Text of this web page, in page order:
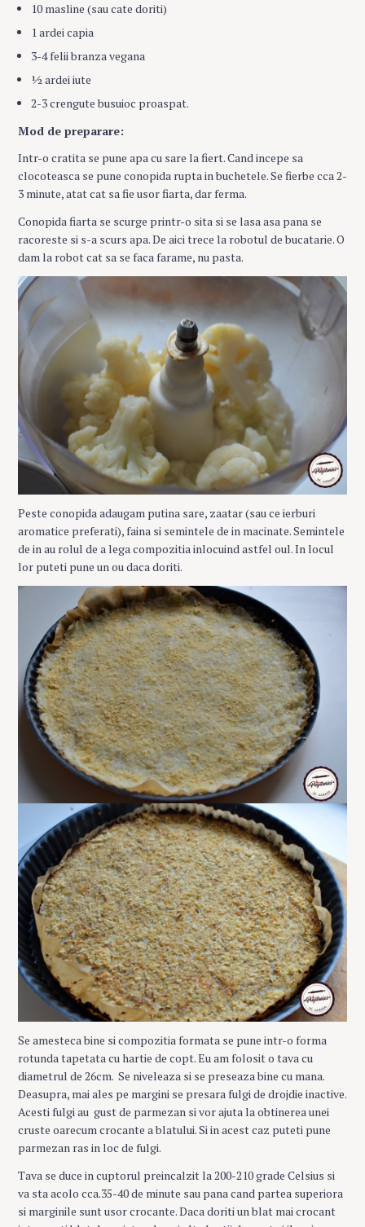
10 masline (sau cate doriti)
1 ardei capia
3-4 felii branza vegana
½ ardei iute
2-3 crengute busuioc proaspat.
Mod de preparare:
Intr-o cratita se pune apa cu sare la fiert. Cand incepe sa
clocoteasca se pune conopida rupta in buchetele. Se fierbe cca 2-
3 minute, atat cat sa fie usor fiarta, dar ferma.
Conopida fiarta se scurge printr-o sita si se lasa asa pana se
racoreste si s-a scurs apa. De aici trece la robotul de bucatarie. O
dam la robot cat sa se faca farame, nu pasta.
Peste conopida adaugam putina sare, zaatar (sau ce ierburi
aromatice preferati), faina si semintele de in macinate. Semintele
de in au rolul de a lega compozitia inlocuind astfel oul. In locul
lor puteti pune un ou daca doriti.
Se amesteca bine si compozitia formata se pune intr-o forma
rotunda tapetata cu hartie de copt. Eu am folosit o tava cu
diametrul de 26cm. Se niveleaza si se preseaza bine cu mana.
Deasupra, mai ales pe margini se presara fulgi de drojdie inactive.
Acesti fulgi au gust de parmezan si vor ajuta la obtinerea unei
cruste oarecum crocante a blatului. Si in acest caz puteti pune
parmezan ras in loc de fulgi.
Tava se duce in cuptorul preincalzit la 200-210 grade Celsius si
va sta acolo cca.35-40 de minute sau pana cand partea superiora
si marginile sunt usor crocante. Daca doriti un blat mai crocant